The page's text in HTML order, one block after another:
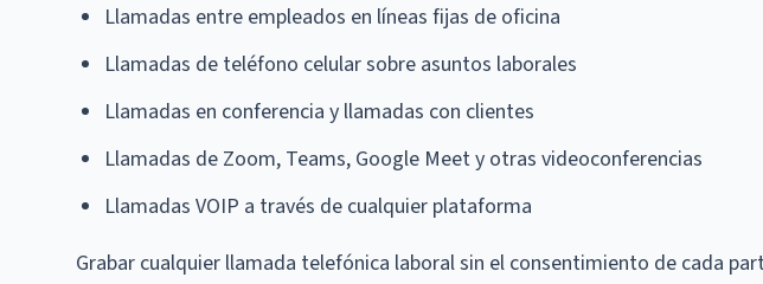
Llamadas entre empleados en líneas fijas de oficina
Llamadas de teléfono celular sobre asuntos laborales
Llamadas en conferencia y llamadas con clientes
Llamadas de Zoom, Teams, Google Meet y otras videoconferencias
Llamadas VOIP a través de cualquier plataforma
Grabar cualquier llamada telefónica laboral sin el consentimiento de cada